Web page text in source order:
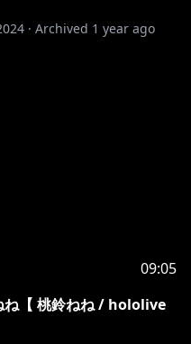
· Archived 1 year ago
09:05
ね【 桃鈴ねね / hololive